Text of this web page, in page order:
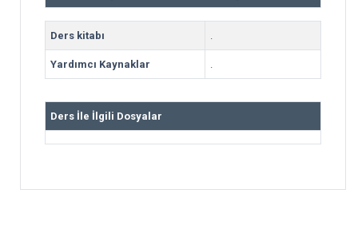
Ders kitabı .
Yardımcı Kaynaklar .
Ders İle İlgili Dosyalar